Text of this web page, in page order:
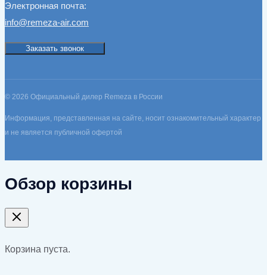
Электронная почта:
info@remeza-air.com
Заказать звонок
© 2026 Официальный дилер Remeza в России
Информация, представленная на сайте, носит ознакомительный характер
и не является публичной офертой
Обзор корзины
Корзина пуста.